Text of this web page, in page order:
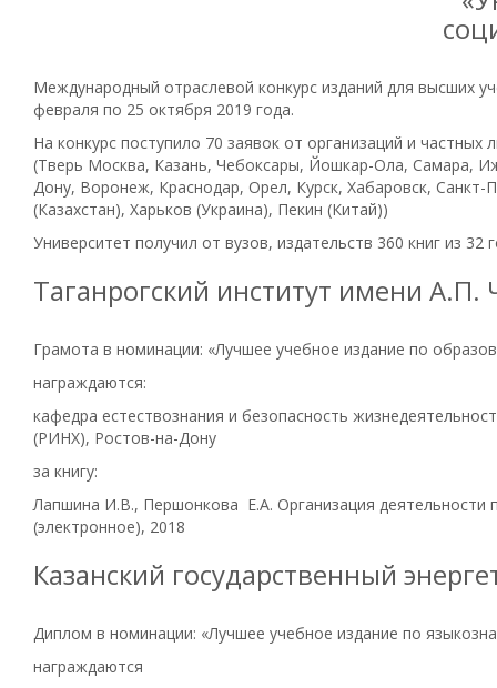
Международный отраслевой конкурс изданий для высших
февраля по 25 октября 2019 года.
На конкурс поступило 70 заявок от организаций и
(Тверь Москва, Казань, Чебоксары, Йошкар-Ола, Самара,
Дону, Воронеж, Краснодар, Орел, Курск, Хабаровск,
(Казахстан), Харьков (Украина), Пекин (Китай))
Университет получил от вузов, издательств 360 книг
Таганрогский институт имени
Грамота в номинации: «Лучшее учебное издание по
награждаются:
кафедра естествознания и безопасность
(РИНХ), Ростов-на-Дону
за книгу:
Лапшина И.В., Першонкова Е.А. Организация
(электронное), 2018
Казанский государственный
Диплом в номинации: «Лучшее учебное издание по
награждаются